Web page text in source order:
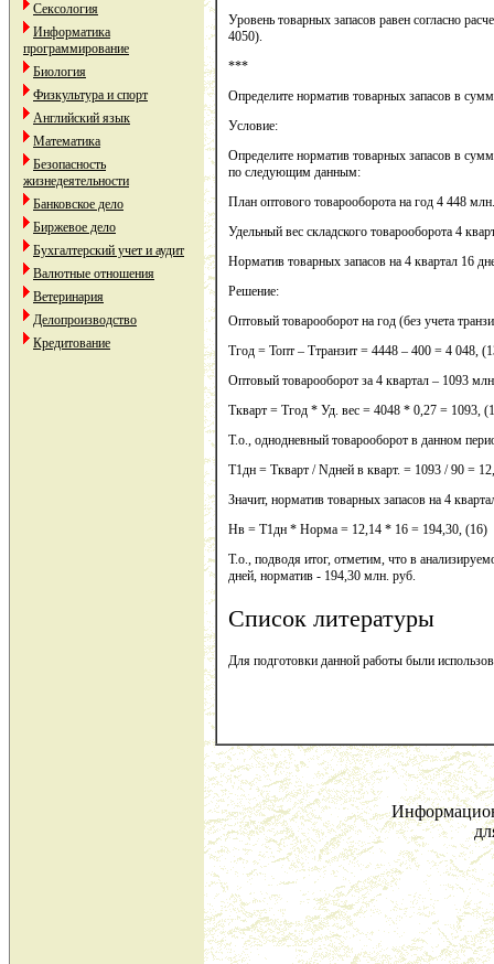
Сексология
Информатика
программирование
Биология
Физкультура и спорт
Английский язык
Математика
Безопасность
жизнедеятельности
Банковское дело
Биржевое дело
Бухгалтерский учет и аудит
Валютные отношения
Ветеринария
Делопроизводство
Кредитование
Уровень товарных запасов равен согласно
4050).
***
Определите норматив товарных запасов в
Условие:
Определите норматив товарных запасов в
по следующим данным:
План оптового товарооборота на год 4 448
Удельный вес складского товарооборота 4
Норматив товарных запасов на 4 квартал 16
Решение:
Оптовый товарооборот на год (без учета
Тгод = Топт – Ттранзит = 4448 – 400 = 4 048,
Оптовый товарооборот за 4 квартал – 1093
Ткварт = Тгод * Уд. вес = 4048 * 0,27 = 1093,
Т.о., однодневный товарооборот в данном
Т1дн = Ткварт / Nдней в кварт. = 1093 / 90 =
Значит, норматив товарных запасов на 4
Нв = Т1дн * Норма = 12,14 * 16 = 194,30, (16)
Т.о., подводя итог, отметим, что в
дней, норматив - 194,30 млн. руб.
Список литературы
Для подготовки данной работы были